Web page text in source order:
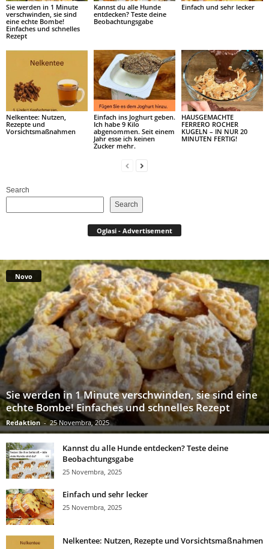
Sie werden in 1 Minute
verschwinden, sie sind
eine echte Bombe!
Einfaches und schnelles
Rezept
Kannst du alle Hunde
entdecken? Teste deine
Beobachtungsgabe
Einfach und sehr lecker
Nelkentee: Nutzen,
Rezepte und
Vorsichtsmaßnahmen
Einfach ins Joghurt geben.
Ich habe 9 Kilo
abgenommen. Seit einem
Jahr esse ich keinen
Zucker mehr.
HAUSGEMACHTE
FERRERO ROCHER
KUGELN – IN NUR 20
MINUTEN FERTIG!
Search
Search
Oglasi - Advertisement
Novo
Sie werden in 1 Minute verschwinden, sie sind eine
echte Bombe! Einfaches und schnelles Rezept
Redaktion - 25 Novembra, 2025
Kannst du alle Hunde entdecken? Teste deine
Beobachtungsgabe
25 Novembra, 2025
Einfach und sehr lecker
25 Novembra, 2025
Nelkentee: Nutzen, Rezepte und Vorsichtsmaßnahmen